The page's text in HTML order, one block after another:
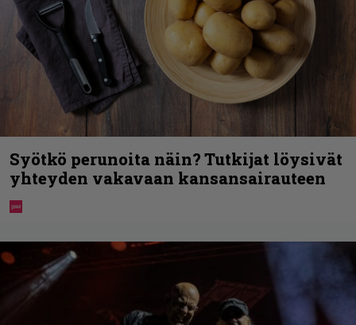
Syötkö perunoita näin? Tutkijat löysivät
yhteyden vakavaan kansansairauteen